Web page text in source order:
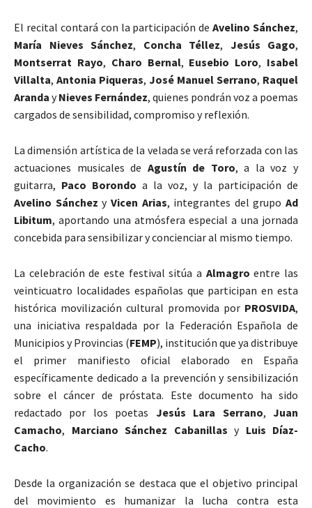
El recital contará con la participación deAvelino Sánchez,
María Nieves Sánchez, Concha Téllez, Jesús Gago,
Montserrat Rayo, Charo Bernal, Eusebio Loro, Isabel
Villalta, Antonia Piqueras, José Manuel Serrano, Raquel
Aranda yNieves Fernández, quienes pondrán voz a poemas
cargados de sensibilidad, compromiso y reflexión.
La dimensión artística de la velada se verá reforzada con las
actuaciones musicales de Agustín de Toro, a la voz y
guitarra, Paco Borondo a la voz, y la participación de
Avelino Sánchez y Vicen Arias, integrantes del grupo Ad
Libitum, aportando una atmósfera especial a una jornada
concebida para sensibilizar y concienciar al mismo tiempo.
La celebración de este festival sitúa a Almagro entre las
veinticuatro localidades españolas que participan en esta
histórica movilización cultural promovida por PROSVIDA,
una iniciativa respaldada por la Federación Española de
Municipios y Provincias (FEMP), institución que ya distribuye
el primer manifiesto oficial elaborado en España
específicamente dedicado a la prevención y sensibilización
sobre el cáncer de próstata. Este documento ha sido
redactado por los poetas Jesús Lara Serrano,Juan
Camacho, Marciano Sánchez Cabanillas y Luis Díaz-
Cacho.
Desde la organización se destaca que el objetivo principal
del movimiento es humanizar la lucha contra esta